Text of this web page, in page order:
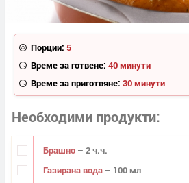
Порции: 5
Време за готвене: 40 минути
Време за приготвяне: 30 минути
Необходими продукти
Брашно – 2 ч.ч.
Газирана вода – 100 мл